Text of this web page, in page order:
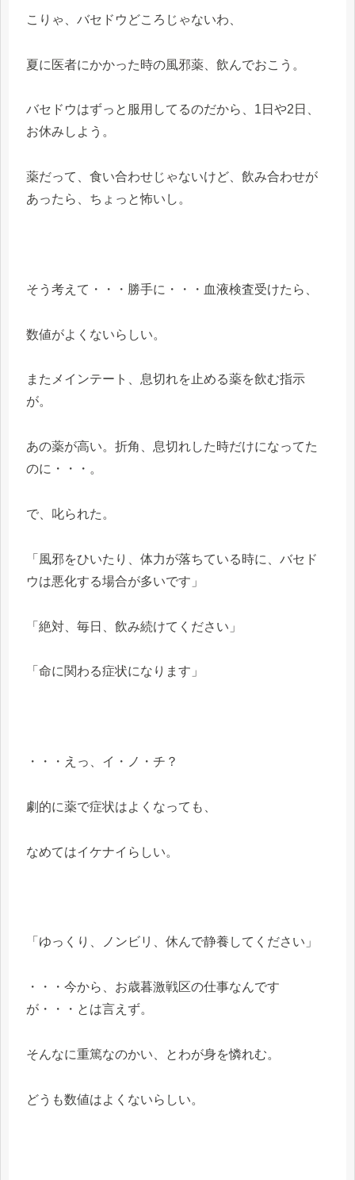
こりゃ、バセドウどころじゃないわ、
夏に医者にかかった時の風邪薬、飲んでおこう。
バセドウはずっと服用してるのだから、1日や2日、
お休みしよう。
薬だって、食い合わせじゃないけど、飲み合わせが
あったら、ちょっと怖いし。
そう考えて・・・勝手に・・・血液検査受けたら、
数値がよくないらしい。
またメインテート、息切れを止める薬を飲む指示
が。
あの薬が高い。折角、息切れした時だけになってた
のに・・・。
で、叱られた。
「風邪をひいたり、体力が落ちている時に、バセド
ウは悪化する場合が多いです」
「絶対、毎日、飲み続けてください」
「命に関わる症状になります」
・・・えっ、イ・ノ・チ？
劇的に薬で症状はよくなっても、
なめてはイケナイらしい。
「ゆっくり、ノンビリ、休んで静養してください」
・・・今から、お歳暮激戦区の仕事なんです
が・・・とは言えず。
そんなに重篤なのかい、とわが身を憐れむ。
どうも数値はよくないらしい。